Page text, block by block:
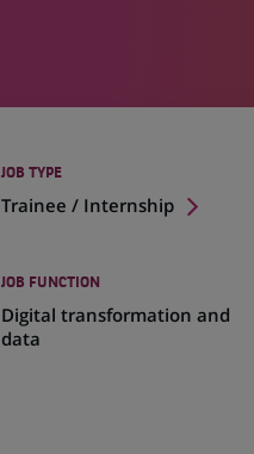
JOB TYPE
Trainee / Internship
JOB FUNCTION
Digital transformation and
data